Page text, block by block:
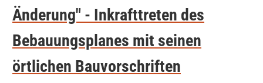
Änderung" - Inkrafttreten des
Bebauungsplanes mit seinen
örtlichen Bauvorschriften